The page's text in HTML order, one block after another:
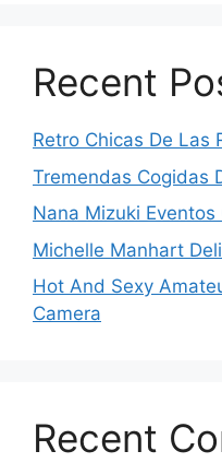
Recent
Retro Chicas De Las
Tremendas Cogidas
Nana Mizuki Eventos
Michelle Manhart
Hot And Sexy
Camera
Recent